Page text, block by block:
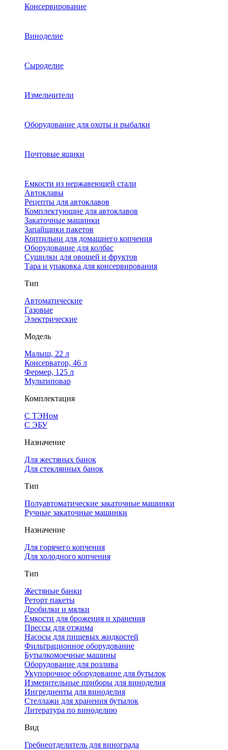
Консервирование
Виноделие
Сыроделие
Измельчители
Оборудование для охоты и рыбалки
Почтовые ящики
Емкости из нержавеющей стали
Автоклавы
Рецепты для автоклавов
Комплектующие для автоклавов
Закаточные машинки
Запайщики пакетов
Коптильни для домашнего копчения
Оборудование для колбас
Сушилки для овощей и фруктов
Тара и упаковка для консервирования
Тип
Автоматические
Газовые
Электрические
Модель
Малыш, 22 л
Консерватор, 46 л
Фермер, 125 л
Мультиповар
Комплектация
С ТЭНом
С ЭБУ
Назначение
Для жестяных банок
Для стеклянных банок
Тип
Полуавтоматические закаточные машинки
Ручные закаточные машинки
Назначение
Для горячего копчения
Для холодного копчения
Тип
Жестяные банки
Реторт пакеты
Дробилки и мялки
Емкости для брожения и хранения
Прессы для отжима
Насосы для пищевых жидкостей
Фильтрационное оборудование
Бутылкомоечные машины
Оборудование для розлива
Укупорочное оборудование для бутылок
Измерительные приборы для виноделия
Ингредиенты для виноделия
Стеллажи для хранения бутылок
Литература по виноделию
Вид
Гребнеотделитель для винограда